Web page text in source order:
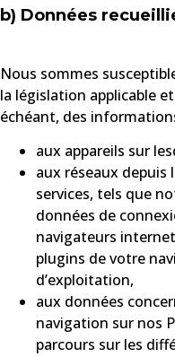
b) Données
Nous sommes
la législation applicable
échéant, des
aux appareils sur
aux réseaux depuis
services, tels que
données de
navigateurs
plugins de votre
d’exploitation,
aux données
navigation sur nos
parcours sur les